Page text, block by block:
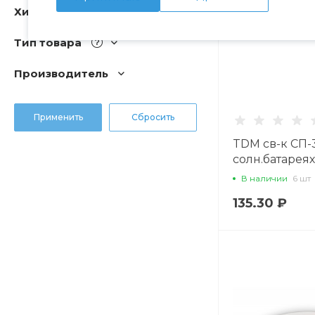
Хит
Тип товара
Производитель
TDM св-к СП-
0.6W 1LED
В наличии 6 шт
135.30 ₽